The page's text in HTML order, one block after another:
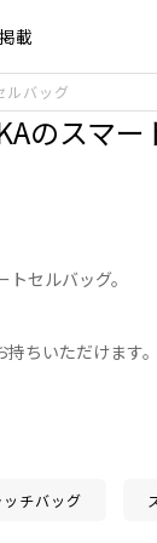
載
ルバッグ
のスマ
セルバッグ。
ちいただけます。
ッチバッグ